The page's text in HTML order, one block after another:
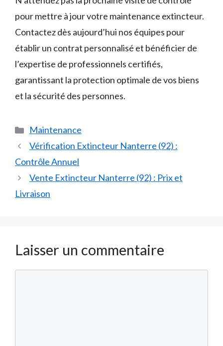
pour mettre à jour votre maintenance extincteur.
Contactez dès aujourd’hui nos équipes pour
établir un contrat personnalisé et bénéficier de
l’expertise de professionnels certifiés,
garantissant la protection optimale de vos biens
et la sécurité des personnes.
Catégories
Maintenance
Vérification Extincteur Nanterre (92) :
Contrôle Annuel
Vente Extincteur Nanterre (92) : Prix et
Livraison
Laisser un commentaire